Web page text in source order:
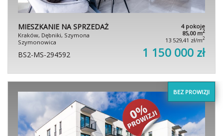
MIESZKANIE NA SPRZEDAŻ
Kraków, Dębniki, Szymona
Szymonowica
4 pokoje
85,00 m2
13 529,41 zł/m2
BS2-MS-294592 1 150 000 zł
BEZ PROWIZJI